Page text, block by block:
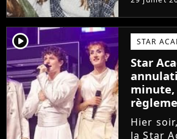
larmes.
sociaux,
player2 STAR
Star
minute,
passé
Hier
la Star